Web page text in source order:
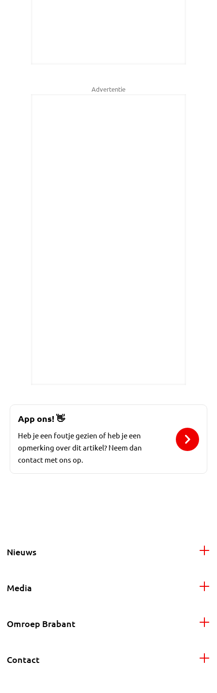
Advertentie
App ons!👋
Heb je een foutje gezien of heb je een
opmerking over dit artikel? Neem dan
contact met ons op.
Nieuws
Media
Omroep Brabant
Contact